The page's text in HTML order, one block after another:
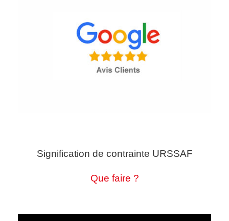
Signification de contrainte URSSAF
Que faire ?